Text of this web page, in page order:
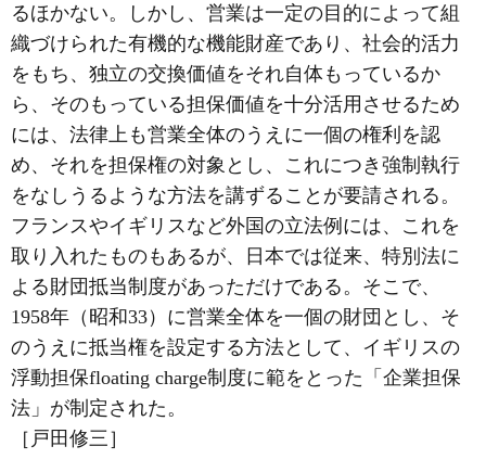
るほかない。しかし、営業は一定の目的によって組
織づけられた有機的な機能財産であり、社会的活力
をもち、独立の交換価値をそれ自体もっているか
ら、そのもっている担保価値を十分活用させるため
には、法律上も営業全体のうえに一個の権利を認
め、それを担保権の対象とし、これにつき強制執行
をなしうるような方法を講ずることが要請される。
フランスやイギリスなど外国の立法例には、これを
取り入れたものもあるが、日本では従来、特別法に
よる財団抵当制度があっただけである。そこで、
1958年（昭和33）に営業全体を一個の財団とし、そ
のうえに抵当権を設定する方法として、イギリスの
浮動担保floating charge制度に範をとった「企業担保
法」が制定された。
［戸田修三］